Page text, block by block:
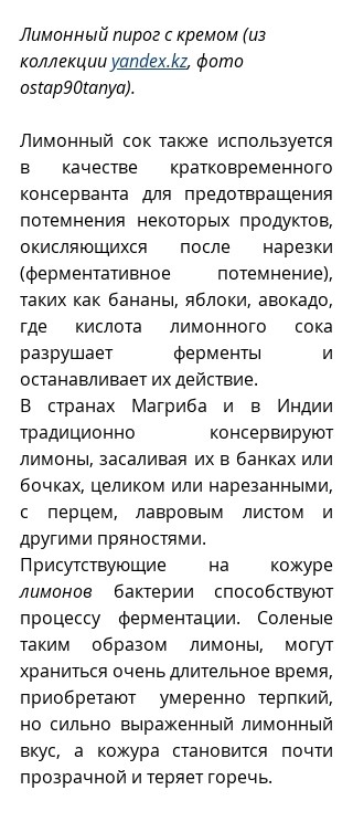
Лимонный пирог с кремом (из
коллекции yandex.kz, фото
ostap90tanya).
Лимонный сок также используется
в качестве кратковременного
консерванта для предотвращения
потемнения некоторых продуктов,
окисляющихся после нарезки
(ферментативное потемнение),
таких как бананы, яблоки, авокадо,
где кислота лимонного сока
разрушает ферменты и
останавливает их действие.
В странах Магриба и в Индии
традиционно консервируют
лимоны, засаливая их в банках или
бочках, целиком или нарезанными,
с перцем, лавровым листом и
другими пряностями.
лимонов бактерии способствуют
процессу ферментации. Соленые
таким образом лимоны, могут
храниться очень длительное время,
приобретают  умеренно терпкий,
но сильно выраженный лимонный
вкус, а кожура становится почти
прозрачной и теряет горечь.